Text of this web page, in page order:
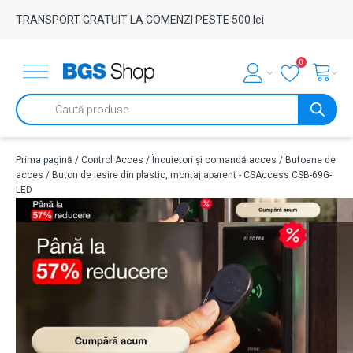
TRANSPORT GRATUIT LA COMENZI PESTE 500 lei
0
Products
search
Prima pagină / Control Acces / Încuietori și comandă acces / Butoane de
acces / Buton de iesire din plastic, montaj aparent - CSAccess CSB-69G-
LED